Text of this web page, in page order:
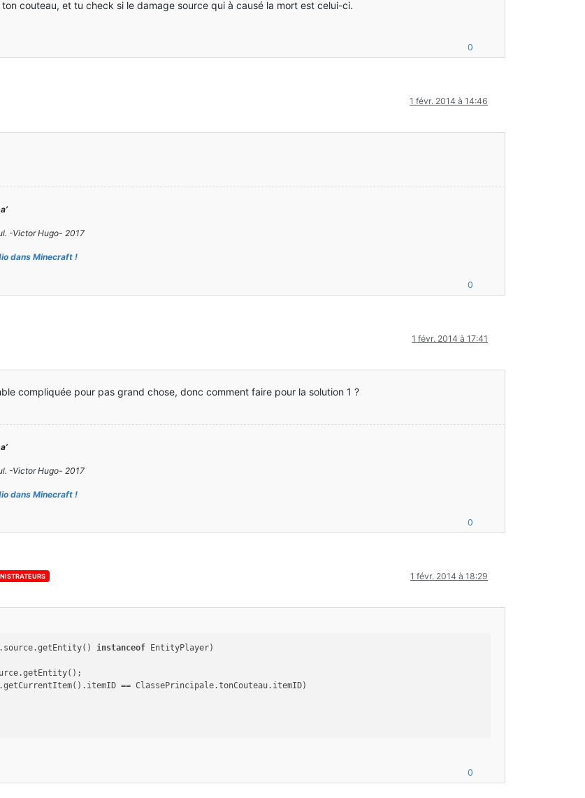
couteau, et tu check si le damage source qui à causé la mort est celui-ci.
0
1 févr. 2014 à 14:46
-Victor Hugo- 2017
dans Minecraft !
0
1 févr. 2014 à 17:41
compliquée pour pas grand chose, donc comment faire pour la solution 1 ?
-Victor Hugo- 2017
dans Minecraft !
0
1 févr. 2014 à 18:29
instanceof EntityPlayer)
== ClassePrincipale.tonCouteau.itemID)
0